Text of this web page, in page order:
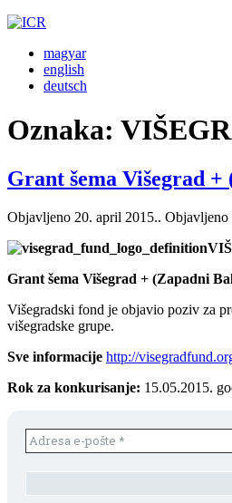
magyar
english
deutsch
Oznaka:
Grant šema Višegrad
Objavljeno 20. april 2015.. Objavljeno
Grant šema Višegrad + (Zapadni
Višegradski fond je objavio poziv za
višegradske grupe.
Sve informacije http://
Rok za konkurisanje: 15.05.2015.